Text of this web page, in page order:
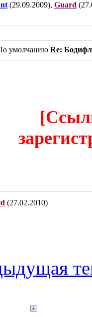
(29.09.2009), Guard
Re:
(27.02.2010)